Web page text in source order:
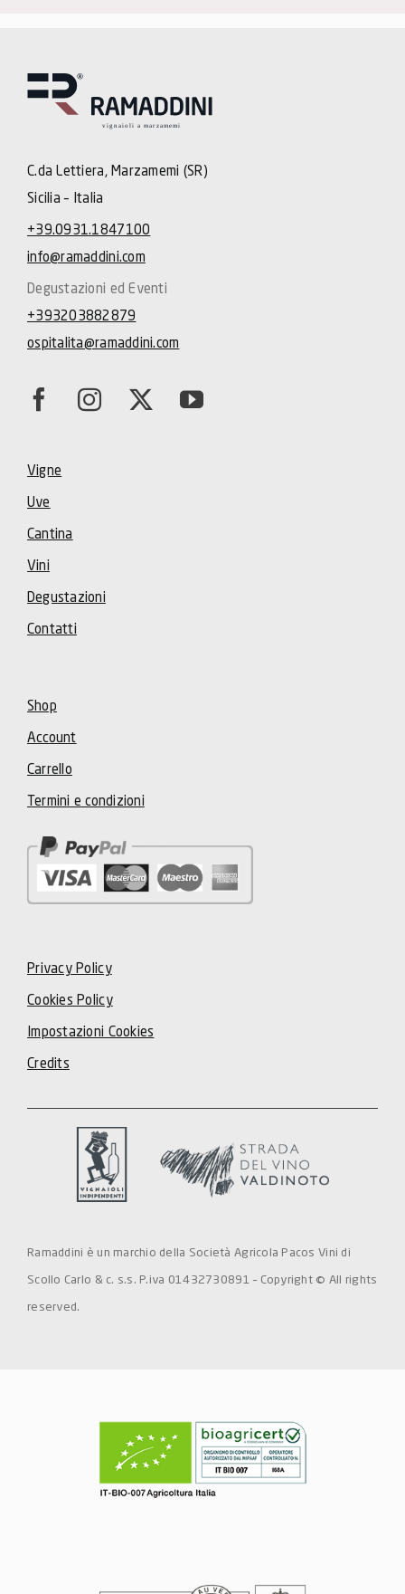
C.da Lettiera, Marzamemi (SR)
Sicilia – Italia
+39.0931.1847100
info@ramaddini.com
Degustazioni ed Eventi
+393203882879
ospitalita@ramaddini.com
Vigne
Uve
Cantina
Vini
Degustazioni
Contatti
Shop
Account
Carrello
Termini e condizioni
Privacy Policy
Cookies Policy
Impostazioni Cookies
Credits
Ramaddini è un marchio della Società Agricola Pacos Vini di
Scollo Carlo & c. s.s. P.iva 01432730891 – Copyright © All rights
reserved.